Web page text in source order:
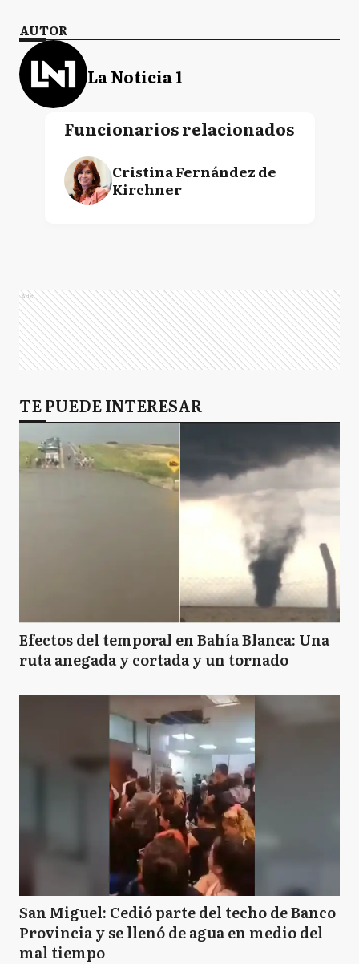
AUTOR
La Noticia 1
Funcionarios relacionados
Cristina Fernández de
Kirchner
Ads
TE PUEDE INTERESAR
Efectos del temporal en Bahía Blanca: Una
ruta anegada y cortada y un tornado
San Miguel: Cedió parte del techo de Banco
Provincia y se llenó de agua en medio del
mal tiempo